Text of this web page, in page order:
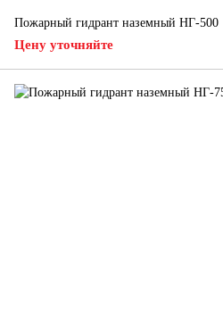
Пожарный гидрант наземный НГ-500
Цену уточняйте